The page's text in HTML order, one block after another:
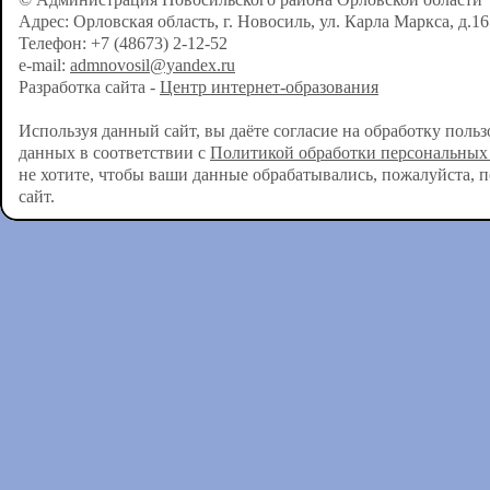
Адрес: Орловская область, г. Новосиль, ул. Карла Маркса, д.16
Телефон: +7 (48673) 2-12-52
e-mail: admnovosil@yandex.ru
Разработка сайта - Центр интернет-образования
Используя данный сайт, вы даёте согласие на обработку
данных в соответствии с Политикой обработки
не хотите, чтобы ваши данные обрабатывались, пожалуйста,
сайт.